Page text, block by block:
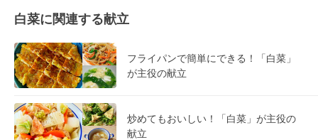
白菜に関連する献立
フライパンで簡単にできる！「白菜」
が主役の献立
炒めてもおいしい！「白菜」が主役の
献立